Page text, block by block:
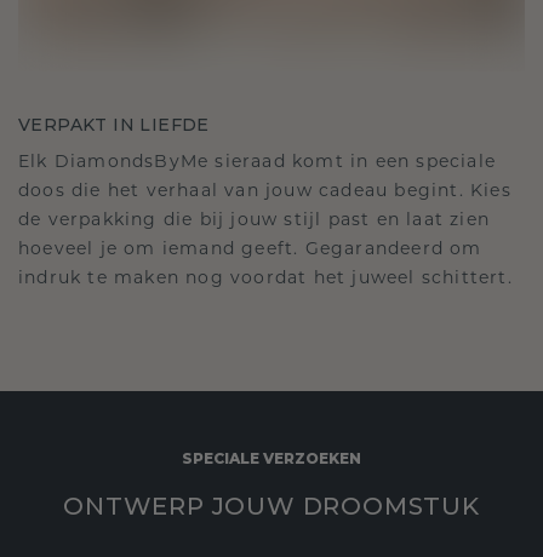
VERPAKT IN LIEFDE
Elk DiamondsByMe sieraad komt in een speciale
doos die het verhaal van jouw cadeau begint. Kies
de verpakking die bij jouw stijl past en laat zien
hoeveel je om iemand geeft. Gegarandeerd om
indruk te maken nog voordat het juweel schittert.
SPECIALE VERZOEKEN
ONTWERP JOUW DROOMSTUK